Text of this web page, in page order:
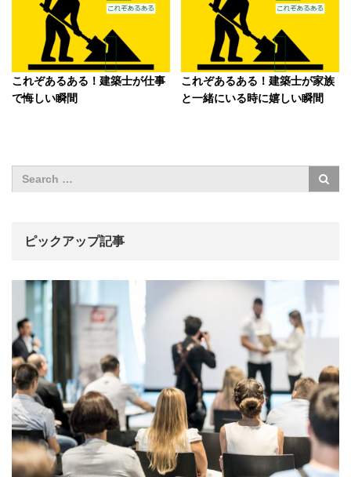
これぞあるある！建築士が仕事
で悔しい瞬間
これぞあるある！建築士が家族
と一緒にいる時に嬉しい瞬間
ピックアップ記事